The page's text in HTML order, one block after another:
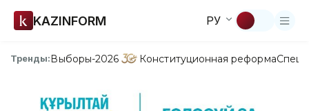
KAZINFORM РУ
Тренды:Выборы-2026 Конституционная реформа